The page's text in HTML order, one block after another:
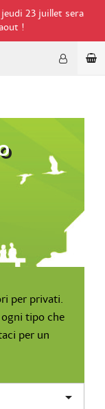
23 juillet sera
!
per privati.
tipo che
per un
